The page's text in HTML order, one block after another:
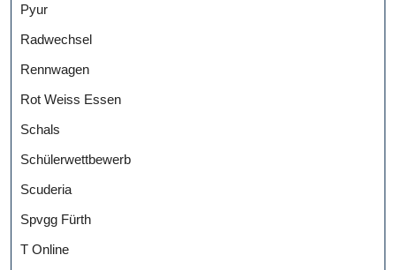
Pyur
Radwechsel
Rennwagen
Rot Weiss Essen
Schals
Schülerwettbewerb
Scuderia
Spvgg Fürth
T Online